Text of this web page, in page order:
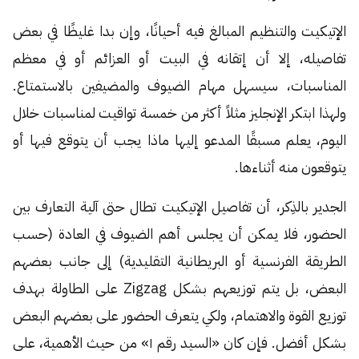
الإتيكيت والتنظيم المبالغ فيه أحيانًا، وإن بدا غليظًا في بعض
تفاصيله، إلا أن إتقانه في البيت أو العزائم أو في معظم
المناسبات، سيسهل مهام الضيوف والمضيفين بالاستمتاع.
ولهذا ابتكر الإنجليز مثلاً أكثر من خمسة تواقيت لمناسبات خلال
اليوم، يعلم مسبقًا المدعو إليها ماذا يجب أن يتوقع فيها أو
يتوقعون منه أثناءها.
الجدير بالذِكر، أن تفاصيل الإتيكيت تطال حتى آلية التعارف بين
الحضور، فلا يمكن أن يجلس أهم الضيوف في العادة (حسب
الطريقة الفرنسية أو البريطانية التقليدية) إلى جانب بعضهم
البعض، بل يتم توزيعهم بشكل Zigzag على الطاولة بهدف
توزيع القوة والاهتمام، ولكي يتعرف الحضور على بعضهم البعض
بشكل أفضل. فإن كان «السيد رقم ١» من حيث الأهمية، على